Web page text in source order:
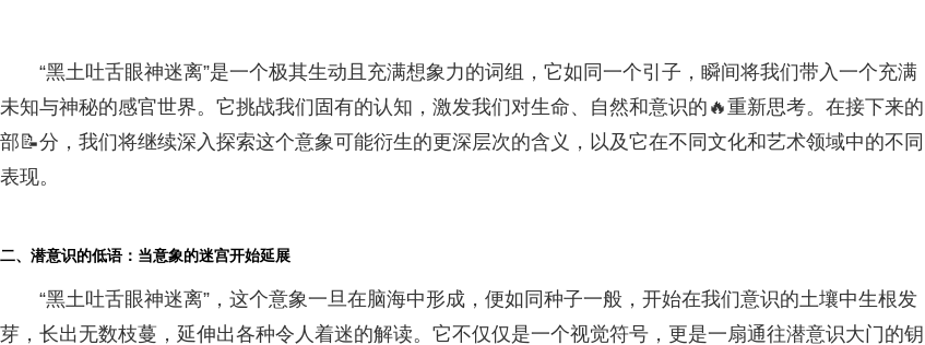
“黑土吐舌眼神迷离”是一个极其生动且充满想象力的词组，它如同一个引子，瞬间将我们带入一个充满
未知与神秘的感官世界。它挑战我们固有的认知，激发我们对生命、自然和意识的🔥重新思考。在接下来的
部📝分，我们将继续深入探索这个意象可能衍生的更深层次的含义，以及它在不同文化和艺术领域中的不同
表现。
二、潜意识的低语：当意象的迷宫开始延展
“黑土吐舌眼神迷离”，这个意象一旦在脑海中形成，便如同种子一般，开始在我们意识的土壤中生根发
芽，长出无数枝蔓，延伸出各种令人着迷的解读。它不仅仅是一个视觉符号，更是一扇通往潜意识大门的钥